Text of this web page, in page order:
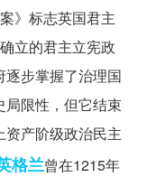
》标志英国君主
立的君主立宪政
步掌握了治理国
限性，但它结束
产阶级政治民主
格兰曾在1215年